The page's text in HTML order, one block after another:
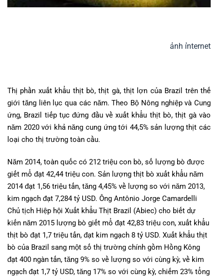
ảnh ỉnternet
Thị phần xuất khẩu thịt bò, thịt gà, thịt lợn của Brazil trên thế
giới tăng liên lục qua các năm. Theo Bộ Nông nghiệp và Cung
ứng, Brazil tiếp tục đứng đầu về xuất khẩu thịt bò, thịt gà vào
năm 2020 với khả năng cung ứng tới 44,5% sản lượng thịt các
loại cho thị trường toàn cầu.
Năm 2014, toàn quốc có 212 triệu con bò, số lượng bò được
giết mổ đạt 42,44 triệu con. Sản lượng thịt bò xuất khẩu năm
2014 đạt 1,56 triệu tấn, tăng 4,45% về lượng so với năm 2013,
kim ngạch đạt 7,284 tỷ USD. Ông Antônio Jorge Camardelli
Chủ tịch Hiệp hội Xuất khẩu Thịt Brazil (Abiec) cho biết dự
kiến năm 2015 lượng bò giết mổ đạt 42,83 triệu con, xuất khẩu
thịt bò đạt 1,7 triệu tấn, đạt kim ngạch 8 tỷ USD. Xuất khẩu thịt
bò của Brazil sang một số thị trường chính gồm Hồng Kông
đạt 400 ngàn tấn, tăng 9% so về lượng so với cùng kỳ, về kim
ngạch đạt 1,7 tỷ USD, tăng 17% so với cùng kỳ, chiếm 23% tổng